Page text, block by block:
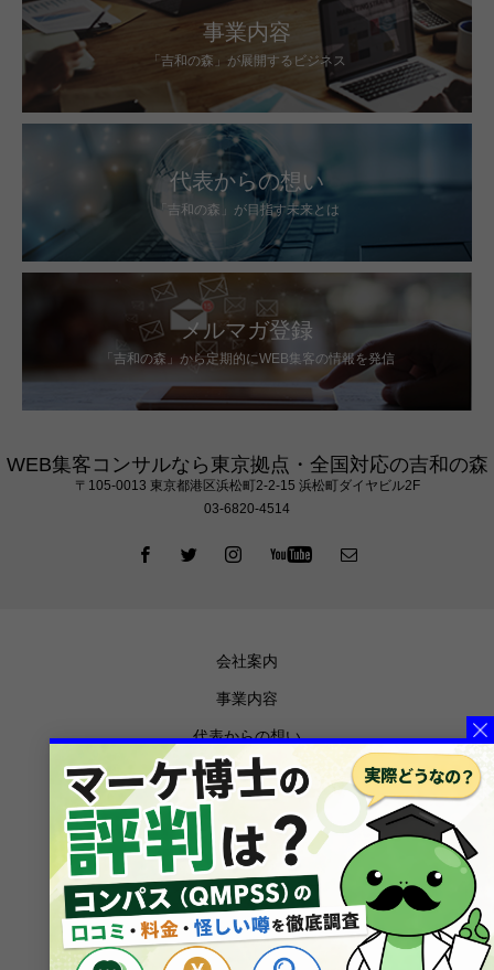
事業内容
「吉和の森」が展開するビジネス
代表からの想い
「吉和の森」が目指す未来とは
メルマガ登録
「吉和の森」から定期的にWEB集客の情報を発信
WEB集客コンサルなら東京拠点・全国対応の吉和の森
〒105‐0013 東京都港区浜松町2-2-15 浜松町ダイヤビル2F
03-6820-4514
会社案内
事業内容
代表からの想い
お知らせ
メディア掲載
ブログ
プライバシーポリシー
特定商取引法に基づく表記
メルマガ登録